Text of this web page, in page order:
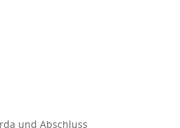
und Abschluss